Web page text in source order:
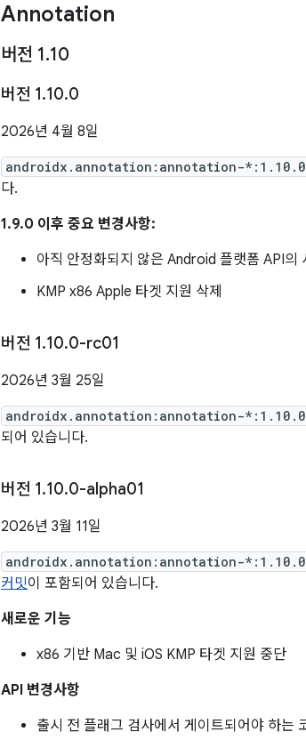
Annotation
버전 1.10
버전 1.10.0
2026년 4월 8일
androidx.annotation:annotation-*:1.10.0
다.
1.9.0 이후 중요 변경사항:
아직 안정화되지 않은 Android 플랫폼 API의
KMP x86 Apple 타겟 지원 삭제
버전 1.10.0-rc01
2026년 3월 25일
androidx.annotation:annotation-
되어 있습니다.
버전 1.10.0-alpha01
2026년 3월 11일
androidx.annotation:annotation-
커밋이 포함되어 있습니다.
새로운 기능
x86 기반 Mac 및 iOS KMP 타겟 지원 중단
API 변경사항
출시 전 플래그 검사에서 게이트되어야 하는